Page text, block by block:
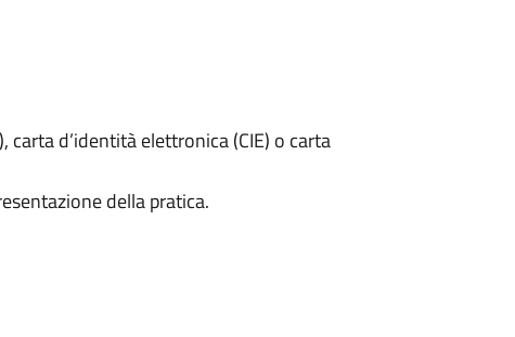
d’identità elettronica (CIE) o carta
della pratica.